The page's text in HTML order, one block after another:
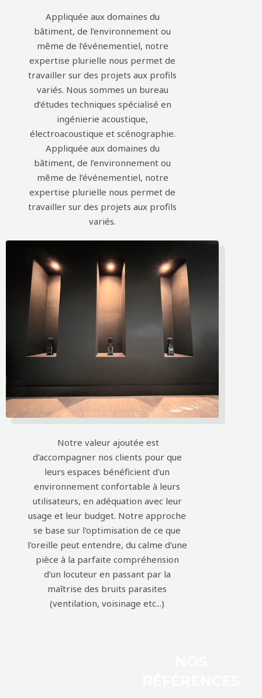
Appliquée aux domaines du
bâtiment, de l’environnement ou
même de l’événementiel, notre
expertise plurielle nous permet de
travailler sur des projets aux profils
variés. Nous sommes un bureau
d’études techniques spécialisé en
ingénierie acoustique,
électroacoustique et scénographie.
Appliquée aux domaines du
bâtiment, de l’environnement ou
même de l’événementiel, notre
expertise plurielle nous permet de
travailler sur des projets aux profils
variés.
Notre valeur ajoutée est
d'accompagner nos clients pour que
leurs espaces bénéficient d'un
environnement confortable à leurs
utilisateurs, en adéquation avec leur
usage et leur budget. Notre approche
se base sur l'optimisation de ce que
l'oreille peut entendre, du calme d'une
pièce à la parfaite compréhension
d'un locuteur en passant par la
maîtrise des bruits parasites
(ventilation, voisinage etc...)